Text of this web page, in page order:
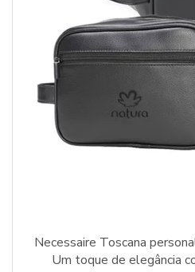
Necessaire Toscana
Um toque de elegância